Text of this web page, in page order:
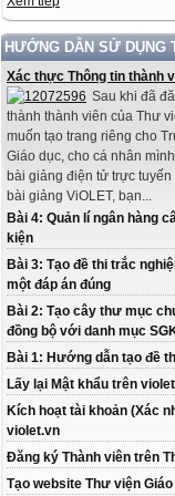
HƯỚNG DẪN SỬ DỤNG
Xác thực Thông tin thành
Sau khi đã
thành thành viên của Thư
muốn tạo trang riêng cho
Giáo dục, cho cá nhân
bài giảng điện tử trực
bài giảng ViOLET, bạn...
Bài 4: Quản lí ngân hàng
kiện
Bài 3: Tạo đề thi trắc
một đáp án đúng
Bài 2: Tạo cây thư mục
đồng bộ với danh mục
Bài 1: Hướng dẫn tạo đề
Lấy lại Mật khẩu trên
Kích hoạt tài khoản (Xác
violet.vn
Đăng ký Thành viên trên
Tạo website Thư viện